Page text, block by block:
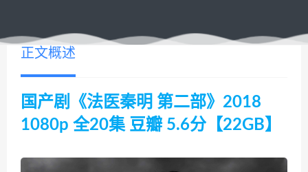
正文概述
国产剧《法医秦明 第二部》2018
1080p 全20集 豆瓣 5.6分【22GB】